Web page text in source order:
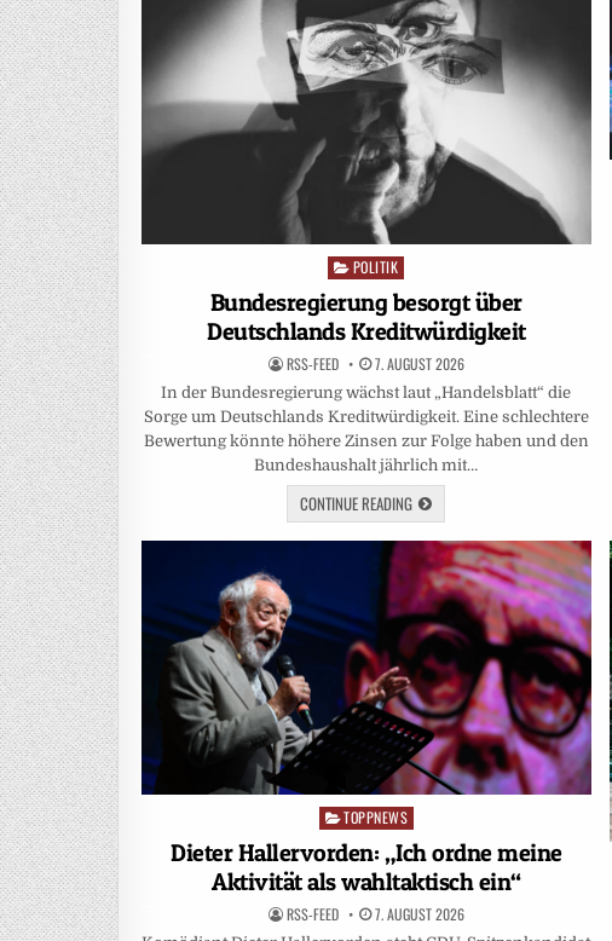
Posted
POLITIK
Bundesregierung besorgt über
Deutschlands Kreditwürdigkeit
RSS-FEED 7. AUGUST 2026
In der Bundesregierung wächst laut „Handelsblatt“ die
Sorge um Deutschlands Kreditwürdigkeit. Eine schlechtere
Bewertung könnte höhere Zinsen zur Folge haben und den
Bundeshaushalt jährlich mit…
CONTINUE READING
Posted
TOPPNEWS
Dieter Hallervorden: „Ich ordne meine
Aktivität als wahltaktisch ein“
RSS-FEED 7. AUGUST 2026